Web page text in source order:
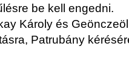
be kell engedni.
Károly és
Patrubány